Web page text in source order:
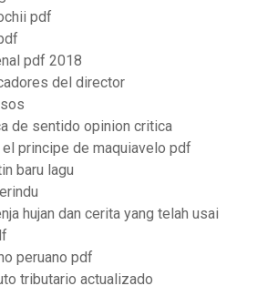
pdf
pdf 2018
del director
de sentido opinion critica
principe de maquiavelo pdf
baru lagu
hujan dan cerita yang telah usai
peruano pdf
tributario actualizado